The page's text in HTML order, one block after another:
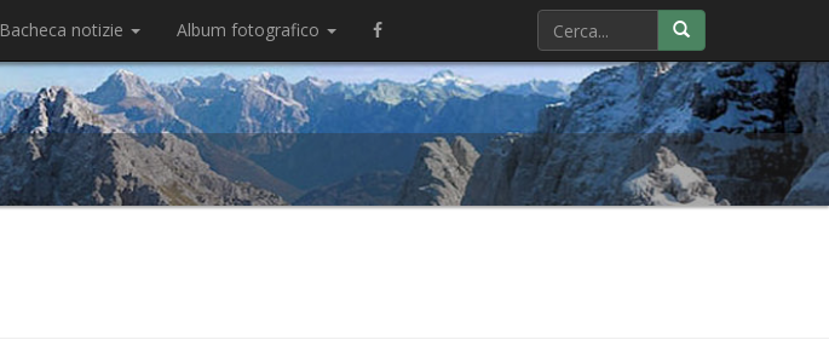
Bacheca notizie Album fotografico